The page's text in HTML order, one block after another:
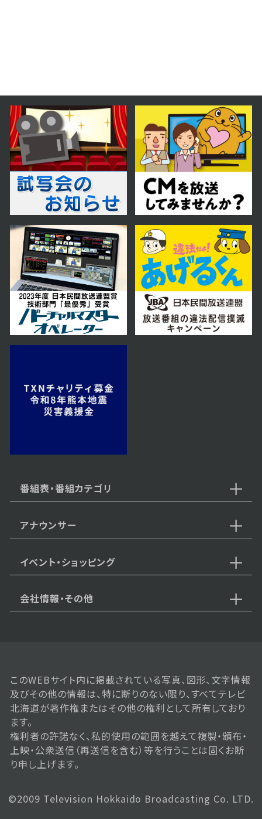
2026年07月14日 放送
第58話
2026年07月13日 放送
第57話
2026年07月10日 放送
第56話
第55話
2026年07月06日 放送
2026年07月03日 放送
第51話
番組表・番組カテゴリ
アナウンサー
イベント・ショッピング
会社情報・その他
このWEBサイト内に掲載されている写真、図形、文字情報
及びその他の情報は、特に断りのない限り、すべてテレビ
北海道が著作権またはその他の権利として所有しており
ます。
権利者の許諾なく、私的使用の範囲を越えて複製・頒布・
上映・公衆送信（再送信を含む）等を行うことは固くお断
り申し上げます。
©2009 Television Hokkaido Broadcasting Co. LTD.